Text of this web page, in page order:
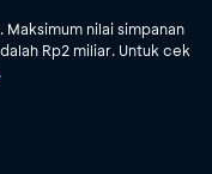
nilai simpanan
Rp2 miliar. Untuk cek
.